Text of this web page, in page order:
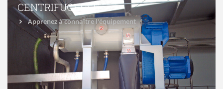
CENTRIFUGEUSE
Apprenez à connaître l'équipement